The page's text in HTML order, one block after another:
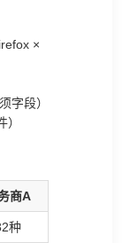
×
字段）
商A
种